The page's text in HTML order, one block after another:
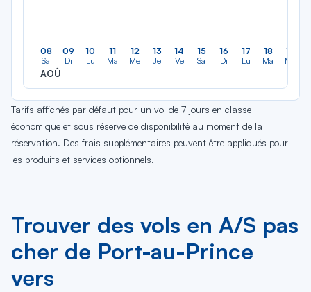
08
Sa
AOÛ
09
Di
10
Lu
11
Ma
12
Me
13
Je
14
Ve
15
Sa
16
Di
17
Lu
18
Ma
19
Me
Tarifs affichés par défaut pour un vol de 7 jours en classe
économique et sous réserve de disponibilité au moment de la
réservation. Des frais supplémentaires peuvent être appliqués pour
les produits et services optionnels.
Trouver des vols en A/S pas
cher de Port-au-Prince
vers